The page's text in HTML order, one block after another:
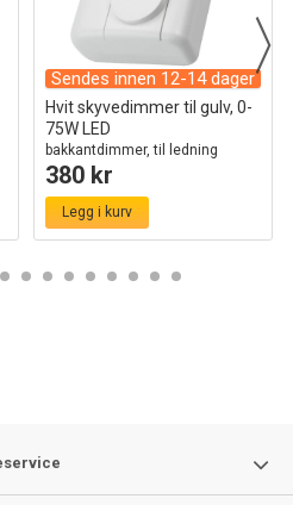
Sendes innen 12-14 dager
Hvit skyvedimmer til gulv, 0-
75W LED
bakkantdimmer, til ledning
380 kr
Legg i kurv